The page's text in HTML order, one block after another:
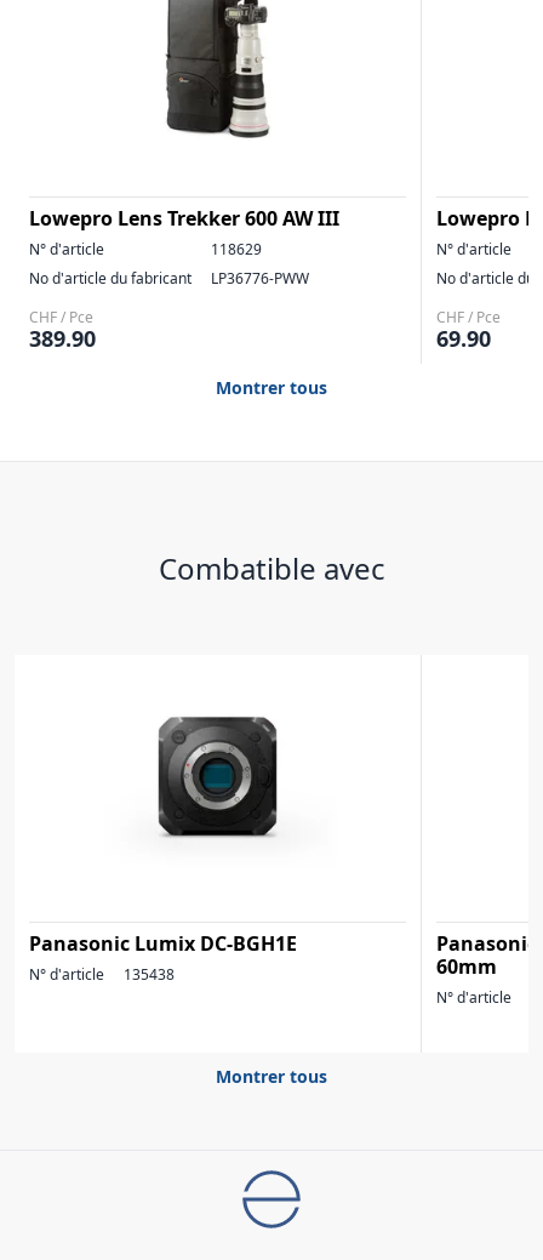
Lowepro Lens Trekker 600 AW III
N° d'article
118629
No d'article du fabricant
LP36776-PWW
CHF / Pce
389.90
Lowepro
N° d'article
No d'article du
CHF / Pce
69.90
Montrer tous
Combatible avec
Panasonic Lumix DC-BGH1E
N° d'article 135438
Panasonic
60mm
N° d'article
Montrer tous